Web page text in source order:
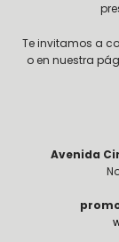
Te invitamos a
o en nuestra
Avenida